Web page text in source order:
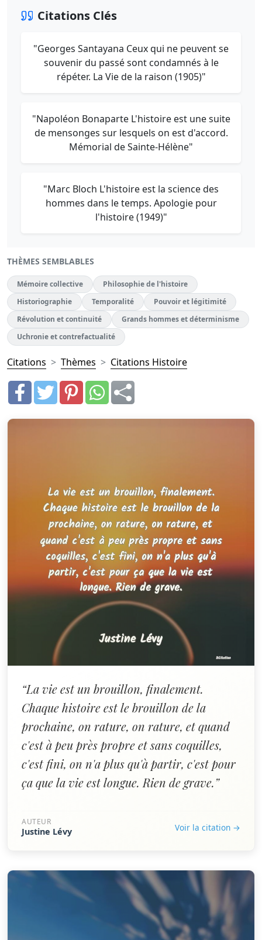
Citations Clés
"Georges Santayana Ceux qui ne peuvent se
souvenir du passé sont condamnés à le
répéter. La Vie de la raison (1905)"
"Napoléon Bonaparte L'histoire est une suite
de mensonges sur lesquels on est d'accord.
Mémorial de Sainte-Hélène"
"Marc Bloch L'histoire est la science des
hommes dans le temps. Apologie pour
l'histoire (1949)"
THÈMES SEMBLABLES
Mémoire collective
Philosophie de l'histoire
Historiographie
Temporalité
Pouvoir et légitimité
Révolution et continuité
Grands hommes et déterminisme
Uchronie et contrefactualité
Citations Thèmes Citations Histoire
“La vie est un brouillon, finalement.
Chaque histoire est le brouillon de la
prochaine, on rature, on rature, et quand
c'est à peu près propre et sans coquilles,
c'est fini, on n'a plus qu'à partir, c'est pour
ça que la vie est longue. Rien de grave.”
AUTEUR
Justine Lévy Voir la citation →